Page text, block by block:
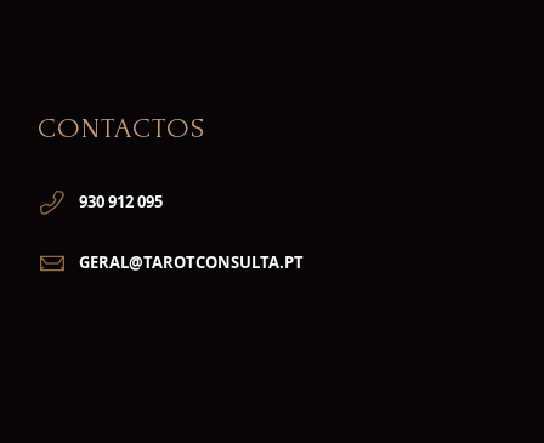
CONTACTOS
930 912 095
GERAL@TAROTCONSULTA.PT